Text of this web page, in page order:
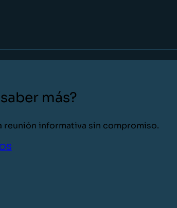
más?
reunión informativa sin compromiso.